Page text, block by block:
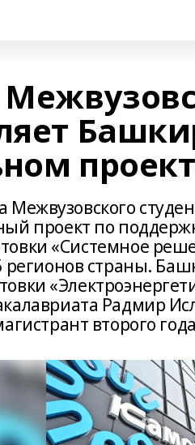
Межвузовского
проект по
«Системное
регионов страны.
Радмир
второго